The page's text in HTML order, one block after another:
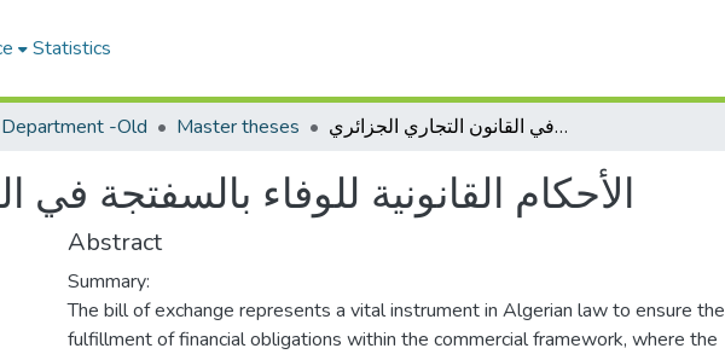
Statistics
-Old Master theses الأحكام القانونية للوفاء بالسفتجة في القانون التجاري الجزائري
الأحكام القانونية للوفاء بالسفتجة في
Abstract
Summary:
The bill of exchange represents a vital instrument in Algerian law to ensure the
fulfillment of financial obligations within the commercial framework, where the